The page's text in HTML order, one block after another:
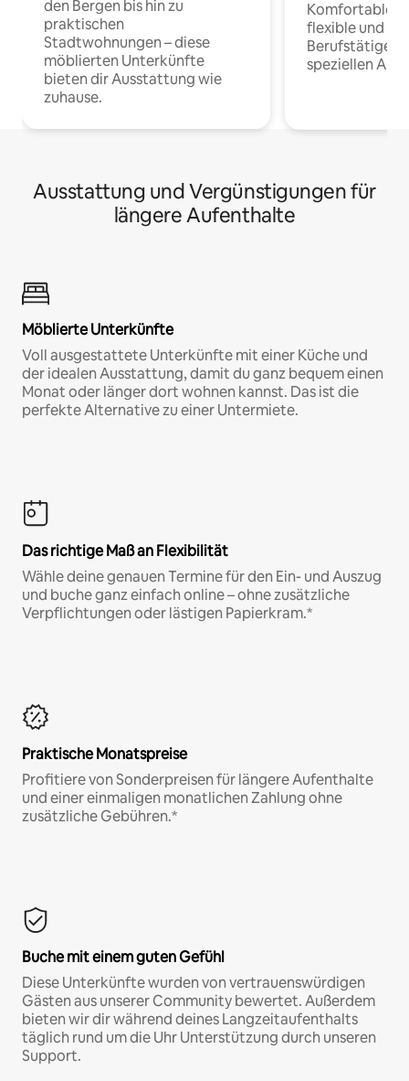
den Bergen bis hin zu
praktischen
Stadtwohnungen – diese
möblierten Unterkünfte
bieten dir Ausstattung wie
zuhause.
Komfortable
flexible und
Berufstätige
speziellen
Ausstattung und Vergünstigungen für
längere Aufenthalte
Möblierte Unterkünfte
Voll ausgestattete Unterkünfte mit einer Küche und
der idealen Ausstattung, damit du ganz bequem einen
Monat oder länger dort wohnen kannst. Das ist die
perfekte Alternative zu einer Untermiete.
Das richtige Maß an Flexibilität
Wähle deine genauen Termine für den Ein- und Auszug
und buche ganz einfach online – ohne zusätzliche
Verpflichtungen oder lästigen Papierkram.*
Praktische Monatspreise
Profitiere von Sonderpreisen für längere Aufenthalte
und einer einmaligen monatlichen Zahlung ohne
zusätzliche Gebühren.*
Buche mit einem guten Gefühl
Diese Unterkünfte wurden von vertrauenswürdigen
Gästen aus unserer Community bewertet. Außerdem
bieten wir dir während deines Langzeitaufenthalts
täglich rund um die Uhr Unterstützung durch unseren
Support.